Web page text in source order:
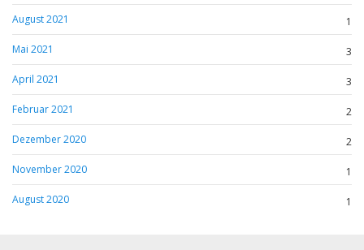
August 2021
1
Mai 2021
3
April 2021
3
Februar 2021
2
Dezember 2020
2
November 2020
1
August 2020
1